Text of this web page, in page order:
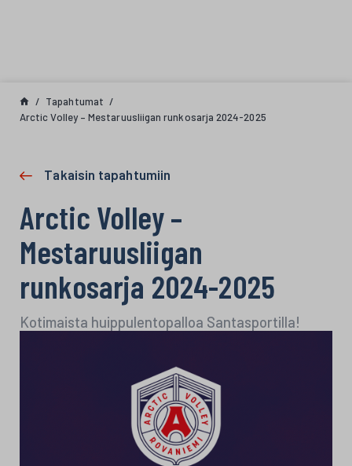
Tapahtumat
Arctic Volley – Mestaruusliigan runkosarja 2024-2025
Takaisin tapahtumiin
Arctic Volley –
Mestaruusliigan
runkosarja 2024-2025
Kotimaista huippulentopalloa Santasportilla!